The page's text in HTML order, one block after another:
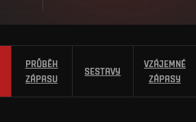
PRŮBĚH
ZÁPASU
SESTAVY
VZÁJEMNÉ
ZÁPASY